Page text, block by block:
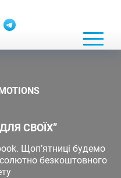
СВОЇХ”
Щоп’ятниці будемо
безкоштовного